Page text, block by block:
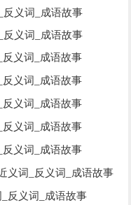
反义词_成语故事
反义词_成语故事
义词_成语故事
义词_成语故事
义词_成语故事
义词_成语故事
义词_成语故事
义词_反义词_成语故事
反义词_成语故事